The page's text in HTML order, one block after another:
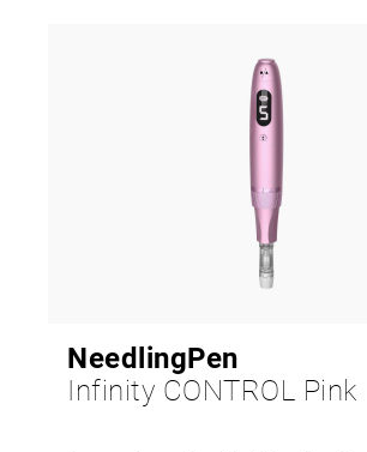
NeedlingPen
Infinity CONTROL Pink